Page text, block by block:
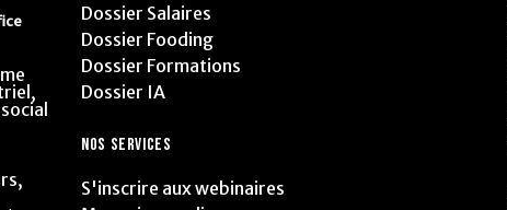
Dossier Salaires
Dossier Fooding
Dossier Formations
Dossier IA
NOS SERVICES
S'inscrire aux webinaires